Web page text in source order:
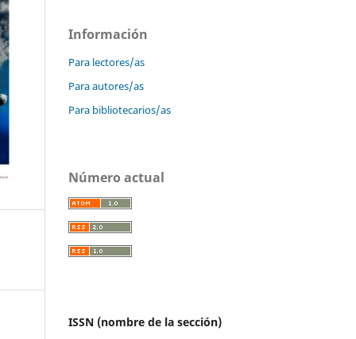
Información
Para lectores/as
Para autores/as
Para bibliotecarios/as
Número actual
ISSN (nombre de la sección)